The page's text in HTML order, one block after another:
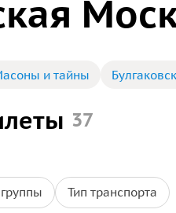
и тайны
37
Тип транспорта